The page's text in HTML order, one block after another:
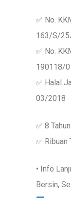
✅ No.
163/S/
✅ No.
190118/
✅ Halal
03/2018
✅ 8
✅ Ribuan
• Info
Bersin,